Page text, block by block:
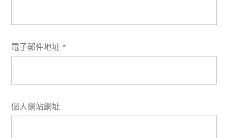
電子郵件地址 *
個人網站網址